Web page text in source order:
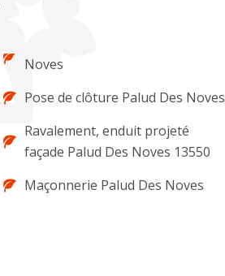
Noves
Pose de clôture Palud Des Noves
Ravalement, enduit projeté
façade Palud Des Noves 13550
Maçonnerie Palud Des Noves